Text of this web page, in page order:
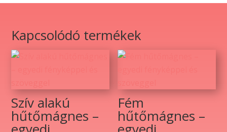
szöveggel
mennyiség
Kapcsolódó termékek
Szív alakú
hűtőmágnes –
Fém
hűtőmágnes –